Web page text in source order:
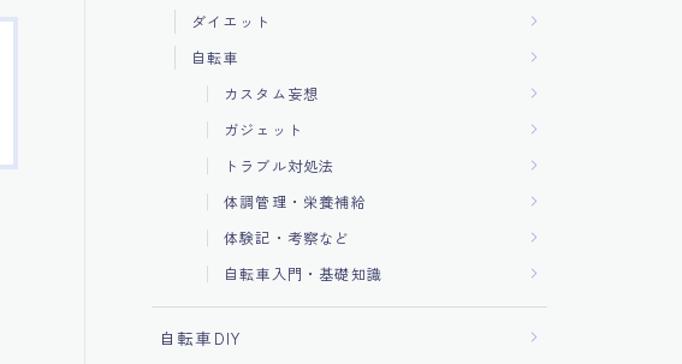
ダイエット
自転車
カスタム妄想
ガジェット
トラブル対処法
体調管理・栄養補給
体験記・考察など
自転車入門・基礎知識
自転車DIY